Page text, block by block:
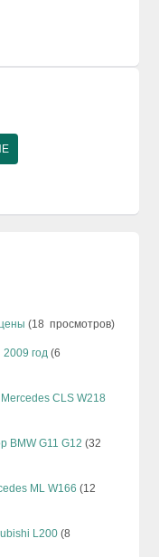
(18 просмотров)
год (6
CLS W218
BMW G11 G12 (32
ML W166 (12
L200 (8